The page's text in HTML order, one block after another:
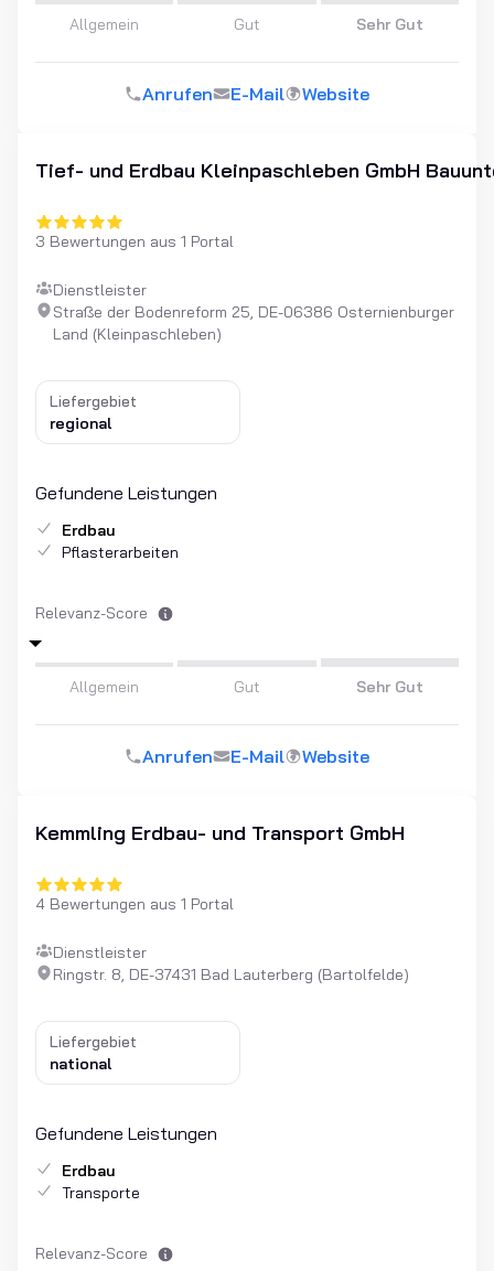
Allgemein Gut Sehr Gut
Anrufen E-Mail Website
Tief- und Erdbau Kleinpaschleben GmbH
3 Bewertungen aus 1 Portal
Dienstleister
Straße der Bodenreform 25, DE-06386 Osternienburger
Land (Kleinpaschleben)
Liefergebiet
regional
Gefundene Leistungen
Erdbau
Pflasterarbeiten
Relevanz-Score
Allgemein Gut Sehr Gut
Anrufen E-Mail Website
Kemmling Erdbau- und Transport GmbH
4 Bewertungen aus 1 Portal
Dienstleister
Ringstr. 8, DE-37431 Bad Lauterberg (Bartolfelde)
Liefergebiet
national
Gefundene Leistungen
Erdbau
Transporte
Relevanz-Score